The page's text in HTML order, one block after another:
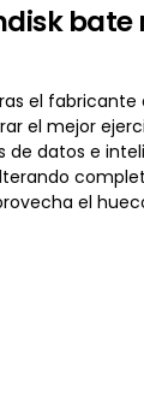
el
el mejor
datos e
el